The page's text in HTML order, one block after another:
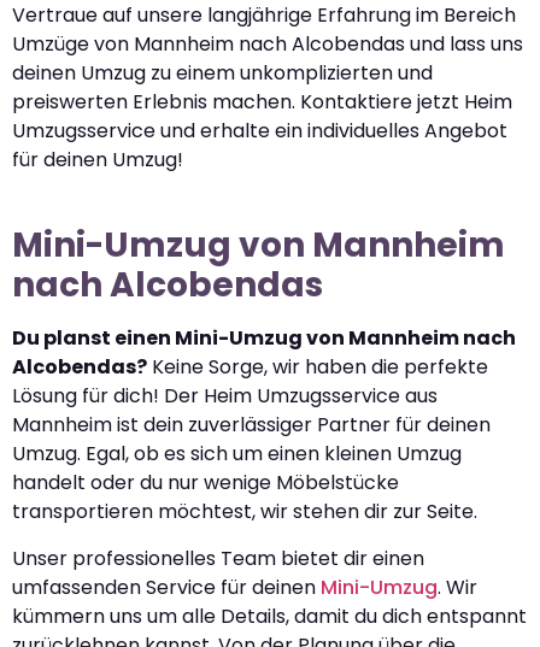
Vertraue auf unsere langjährige Erfahrung im Bereich
Umzüge von Mannheim nach Alcobendas und lass uns
deinen Umzug zu einem unkomplizierten und
preiswerten Erlebnis machen. Kontaktiere jetzt Heim
Umzugsservice und erhalte ein individuelles Angebot
für deinen Umzug!
Mini-Umzug von Mannheim
nach Alcobendas
Du planst einen Mini-Umzug von Mannheim nach
Alcobendas? Keine Sorge, wir haben die perfekte
Lösung für dich! Der Heim Umzugsservice aus
Mannheim ist dein zuverlässiger Partner für deinen
Umzug. Egal, ob es sich um einen kleinen Umzug
handelt oder du nur wenige Möbelstücke
transportieren möchtest, wir stehen dir zur Seite.
Unser professionelles Team bietet dir einen
umfassenden Service für deinen Mini-Umzug. Wir
kümmern uns um alle Details, damit du dich entspannt